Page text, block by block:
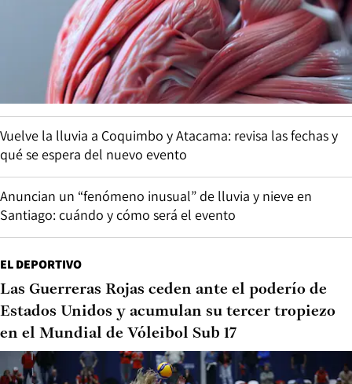
Vuelve la lluvia a Coquimbo y Atacama: revisa las fechas y
qué se espera del nuevo evento
Anuncian un “fenómeno inusual” de lluvia y nieve en
Santiago: cuándo y cómo será el evento
EL DEPORTIVO
Las Guerreras Rojas ceden ante el poderío de
Estados Unidos y acumulan su tercer tropiezo
en el Mundial de Vóleibol Sub 17